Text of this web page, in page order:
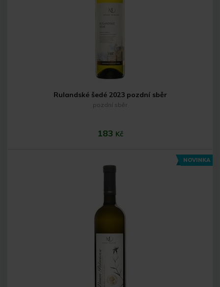
Do košíku
Rulandské šedé 2023 pozdní sběr
pozdní sběr
183 Kč
Do košíku
NOVINKA